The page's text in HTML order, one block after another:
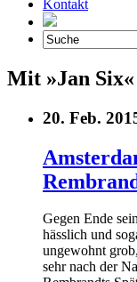
Kontakt
Mit »Jan
20. Feb.
Gegen Ende
hässlich und
ungewohnt
sehr nach der